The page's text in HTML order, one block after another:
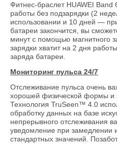
Фитнес-браслет HUAWEI Band
работы без подзарядки (2
использовании и 10 дней —
батареи закончится, вы
минут с помощью магнитного
зарядки хватит на 2 дня
заряда батареи.
Мониторинг пульса 24/7
Отслеживание пульса очень
хорошей физической формы и
Технология TruSeen™ 4.0
обработку данных на базе
непрерывного отслеживания
уведомление при замедлении
стандартных значений.